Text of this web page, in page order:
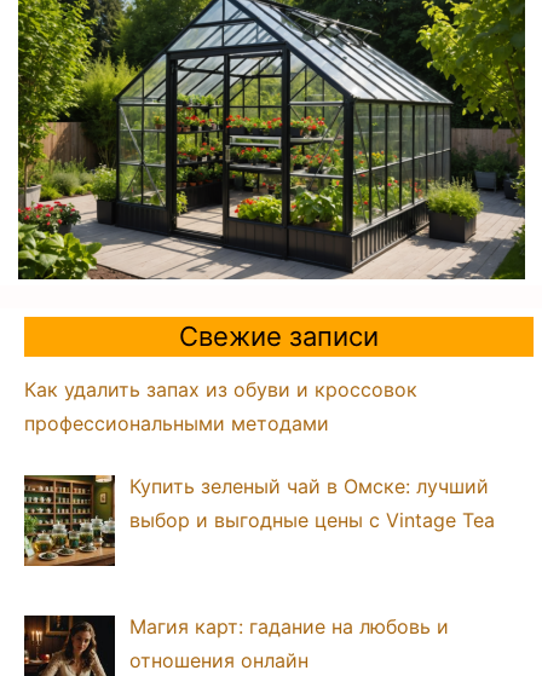
Свежие записи
Как удалить запах из обуви и кроссовок
профессиональными методами
Купить зеленый чай в Омске: лучший
выбор и выгодные цены с Vintage Tea
Магия карт: гадание на любовь и
отношения онлайн